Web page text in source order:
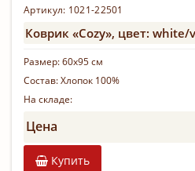
Артикул: 1021-22501
Коврик «Cozy», цвет:
Размер:60х95 см
Состав:Хлопок 100%
На складе:
Цена
Купить